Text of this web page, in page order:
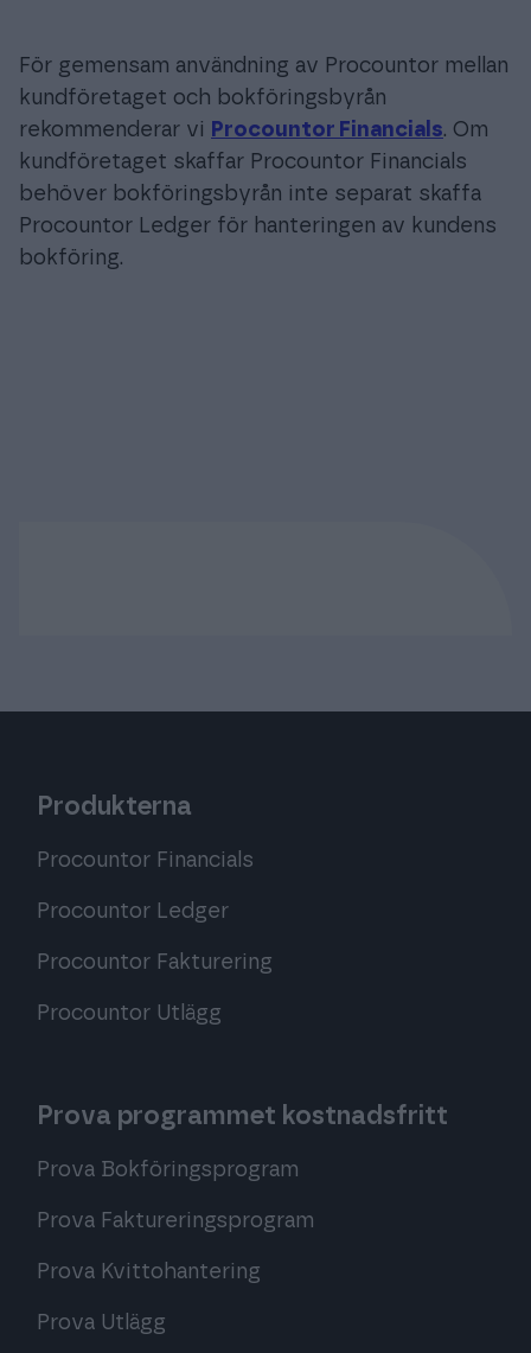
För gemensam användning av Procountor mellan
kundföretaget och bokföringsbyrån
rekommenderar vi
Procountor Financials. Om
kundföretaget skaffar Procountor Financials
behöver bokföringsbyrån inte separat skaffa
Procountor Ledger för hanteringen av kundens
bokföring.
Produkterna
Procountor Financials
Procountor Ledger
Procountor Fakturering
Procountor Utlägg
Prova programmet kostnadsfritt
Prova Bokföringsprogram
Prova Faktureringsprogram
Prova Kvittohantering
Prova Utlägg